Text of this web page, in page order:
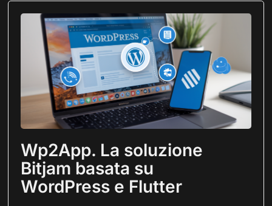
Wp2App. La soluzione
Bitjam basata su
WordPress e Flutter